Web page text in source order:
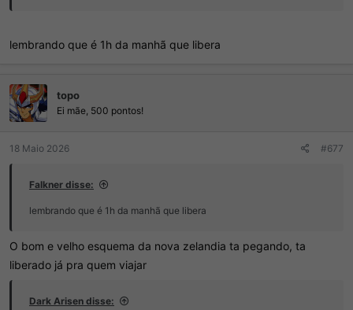
lembrando que é 1h da manhã que libera
topo
Ei mãe, 500 pontos!
18 Maio 2026 #677
Falkner disse:
lembrando que é 1h da manhã que libera
O bom e velho esquema da nova zelandia ta pegando, ta
liberado já pra quem viajar
Dark Arisen disse: